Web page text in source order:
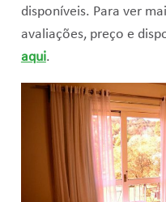
disponíveis. Para ver
avaliações, preço e
aqui.